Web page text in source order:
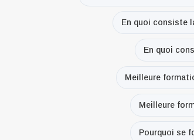
En quoi consiste
En quoi
Meilleure
Meilleure
Pourquoi se